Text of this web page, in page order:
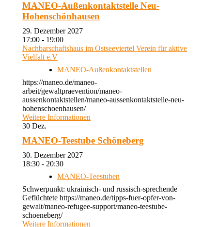
MANEO-Außenkontaktstelle Neu-
Hohenschönhausen
29. Dezember 2027
17:00 - 19:00
Nachbarschaftshaus im Ostseeviertel Verein für aktive
Vielfalt e.V
MANEO-Außenkontaktstellen
https://maneo.de/maneo-
arbeit/gewaltpraevention/maneo-
aussenkontaktstellen/maneo-aussenkontaktstelle-neu-
hohenschoenhausen/
Weitere Informationen
30 Dez.
MANEO-Teestube Schöneberg
30. Dezember 2027
18:30 - 20:30
MANEO-Teestuben
Schwerpunkt: ukrainisch- und russisch-sprechende
Geflüchtete https://maneo.de/tipps-fuer-opfer-von-
gewalt/maneo-refugee-support/maneo-teestube-
schoeneberg/
Weitere Informationen